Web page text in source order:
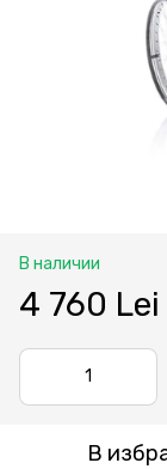
В наличии
4 760 Lei
В